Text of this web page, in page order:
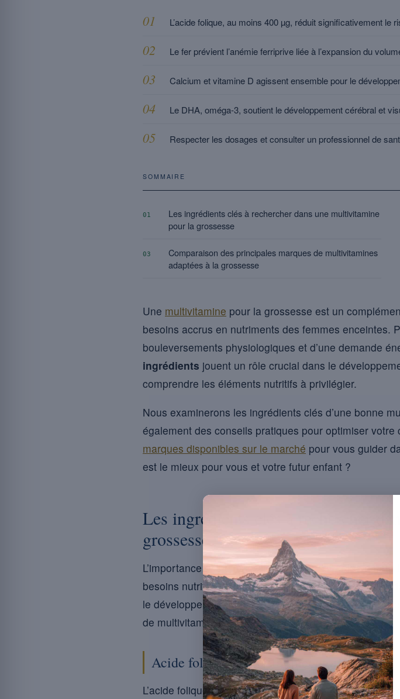
L’acide folique, au moins 400 µg, réduit significativement le
Le fer prévient l’anémie ferriprive liée à l’expansion du
Calcium et vitamine D agissent ensemble pour le
Le DHA, oméga-3, soutient le développement cérébral et
Respecter les dosages et consulter un professionnel de
SOMMAIRE
01
Les ingrédients clés à rechercher dans une multivitamine
pour la grossesse
03
Comparaison des principales marques de multivitamines
adaptées à la grossesse
Une multivitamine pour la grossesse est un
besoins accrus en nutriments des femmes enceintes.
bouleversements physiologiques et d’une demande
ingrédients jouent un rôle crucial dans le
comprendre les éléments nutritifs à privilégier.
Nous examinerons les ingrédients clés d’une bonne
également des conseils pratiques pour optimiser
marques disponibles sur le marché pour vous guider
est le mieux pour vous et votre futur enfant ?
Les ingrédients clés à rechercher
grossesse
L’importance d’une multivitamine bien formulée
besoins nutritionnels augmentent, et il devient crucial
le développement optimal du fœtus. Quels sont donc
de multivitamines ?
Acide folique : un pilier incontournable
L’acide folique, ou vitamine B9, joue un rôle